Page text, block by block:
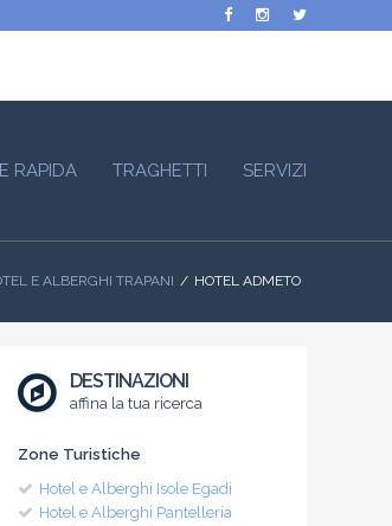
RAPIDA TRAGHETTI SERVIZI
E ALBERGHI TRAPANI HOTEL ADMETO
DESTINAZIONI
affina la tua ricerca
Zone Turistiche
Hotel e Alberghi Isole Egadi
Hotel e Alberghi Pantelleria